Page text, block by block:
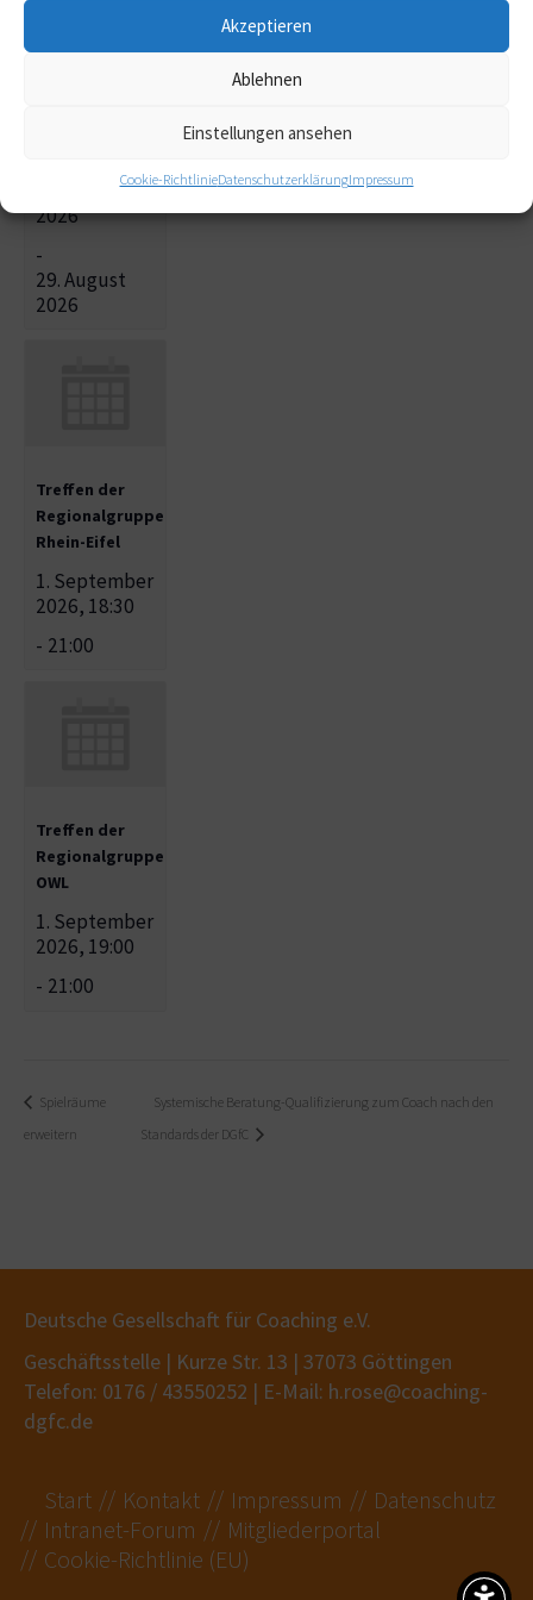
Akzeptieren
Ablehnen
Einstellungen ansehen
Cookie-RichtlinieDatenschutzerklärungImpressum
28. August
2026
-
29. August
2026
Treffen der
Regionalgruppe
Rhein-Eifel
1. September
2026, 18:30
- 21:00
Treffen der
Regionalgruppe
OWL
1. September
2026, 19:00
- 21:00
Spielräume
erweitern
Systemische Beratung-Qualifizierung zum Coach nach den
Standards der DGfC
Deutsche Gesellschaft für Coaching e.V.
Geschäftsstelle | Kurze Str. 13 | 37073 Göttingen
Telefon: 0176 / 43550252 | E-Mail: h.rose@coaching-
dgfc.de
Start Kontakt Impressum
Datenschutz
Intranet-Forum
Mitgliederportal
Cookie-Richtlinie (EU)